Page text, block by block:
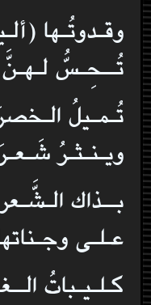
وقـدوتُـها
تُــحِـسُّ
تُـمـيلُ
ويـنـثـرُ
بــذاك
عـلـى
كـلـيـباتُ